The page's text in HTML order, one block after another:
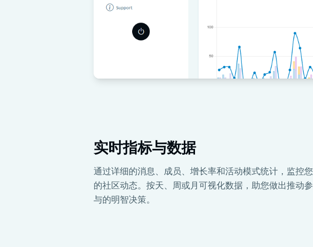
实时指标与数据
通过详细的消息、成员、增长率和活动模式统计，监控您
的社区动态。按天、周或月可视化数据，助您做出推动参
与的明智决策。